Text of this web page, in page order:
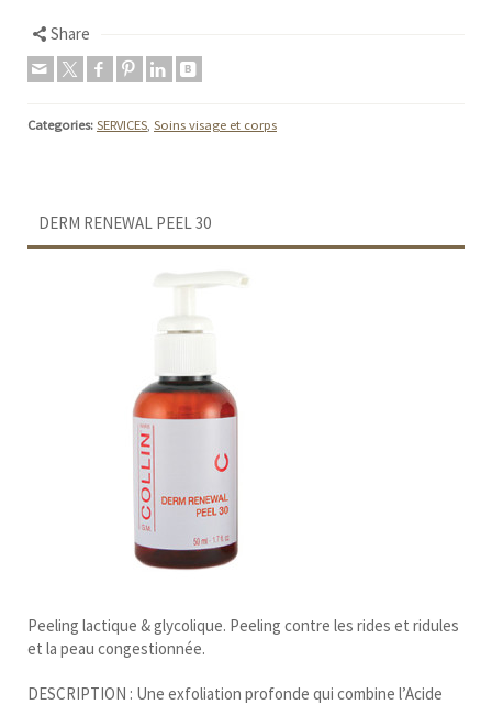
Share
Categories: SERVICES, Soins visage et corps
DERM RENEWAL PEEL 30
Peeling lactique & glycolique. Peeling contre les rides et ridules
et la peau congestionnée.
DESCRIPTION : Une exfoliation profonde qui combine l’Acide